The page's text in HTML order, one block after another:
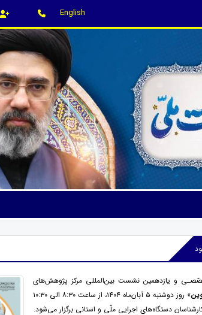
English
و یازدهمین نشست بین‌المللی مرکز پژوهش‌های
» روز دوشنبه ۵ آبان‌ماه ۱۴۰۴، از ساعت ۸:۳۰ الی ۱۰:۳۰
دستگاه‌های اجرایی ملّی و استانی برگزار می‌شود.